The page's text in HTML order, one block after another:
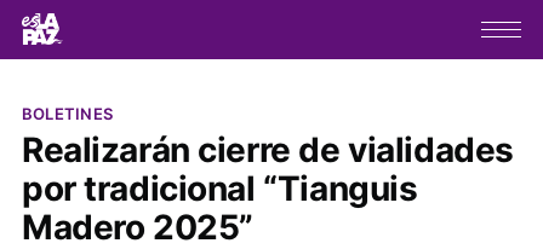
BOLETINES
Realizarán cierre de vialidades
por tradicional “Tianguis
Madero 2025”